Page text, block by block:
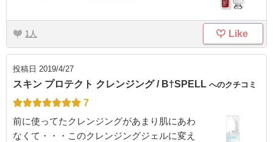
1 Like
投稿日 2019/4/27
スキン プロテクト クレンジング / B†SPELL へのクチコミ
7
前に使ってたクレンジングがあまり肌にあわ
なくて・・・このクレンジングジェルに変え